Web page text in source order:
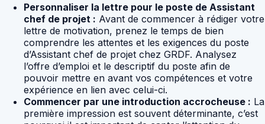
Personnaliser la lettre pour le poste de Assistant
chef de projet : Avant de commencer à rédiger votre
lettre de motivation, prenez le temps de bien
comprendre les attentes et les exigences du poste
d’Assistant chef de projet chez GRDF. Analysez
l’offre d’emploi et le descriptif du poste afin de
pouvoir mettre en avant vos compétences et votre
expérience en lien avec celui-ci.
Commencer par une introduction accrocheuse : La
première impression est souvent déterminante, c’est